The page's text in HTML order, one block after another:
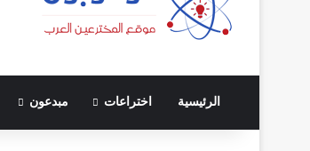
الرئيسية اختراعات مبدعون